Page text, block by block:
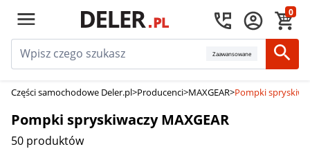
0
Zaawansowane
Części samochodowe Deler.pl>Producenci>MAXGEAR>Pompki
Pompki spryskiwaczy MAXGEAR
50 produktów